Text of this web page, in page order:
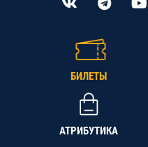
БИЛЕТЫ
АТРИБУТИКА